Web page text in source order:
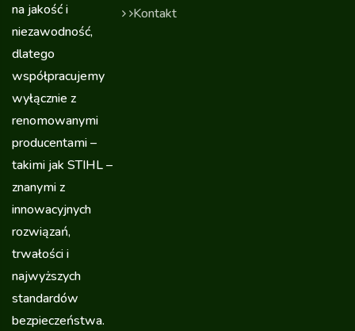
na jakość i
niezawodność,
dlatego
współpracujemy
wyłącznie z
renomowanymi
producentami –
takimi jak STIHL –
znanymi z
innowacyjnych
rozwiązań,
trwałości i
najwyższych
standardów
bezpieczeństwa.
Kontakt